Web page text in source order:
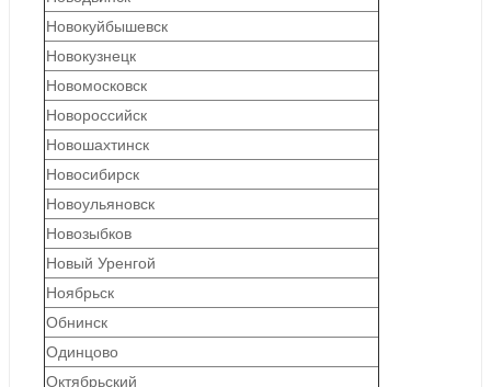
Новокуйбышевск
Новокузнецк
Новомосковск
Новороссийск
Новошахтинск
Новосибирск
Новоульяновск
Новозыбков
Новый Уренгой
Ноябрьск
Обнинск
Одинцово
Октябрьский